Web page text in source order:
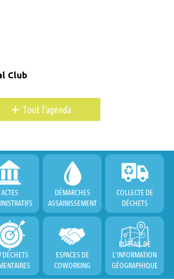
Club
+ Tout l'agenda
ACTES
DÉMARCHES
ASSAINISSEMENT
COLLECTE DE
DÉCHETS
DÉCHETS
ESPACES DE
COWORKING
PORTAIL DE
L'INFORMATION
GÉOGRAPHIQUE